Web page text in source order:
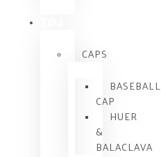
CAPS
BASEBALL
CAP
HUER
&
BALACLAVA